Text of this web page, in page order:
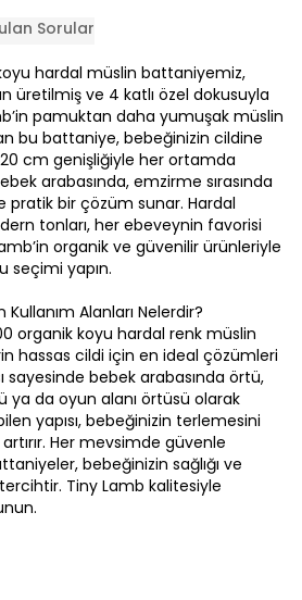
Sorular
hardal müslin battaniyemiz,
üretilmiş ve 4 katlı özel dokusuyla
pamuktan daha yumuşak müslin
bu battaniye, bebeğinizin cildine
cm genişliğiyle her ortamda
arabasında, emzirme sırasında
pratik bir çözüm sunar. Hardal
tonları, her ebeveynin favorisi
organik ve güvenilir ürünleriyle
seçimi yapın.
Alanları Nelerdir?
organik koyu hardal renk müslin
hassas cildi için en ideal çözümleri
sayesinde bebek arabasında örtü,
ya da oyun alanı örtüsü olarak
yapısı, bebeğinizin terlemesini
Her mevsimde güvenle
bebeğinizin sağlığı ve
Tiny Lamb kalitesiyle